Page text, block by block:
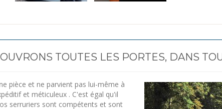
TOUTES LES PORTES, DANS
pièce et ne parvient pas lui-même à
et méticuleux . C'est égal qu'il
serruriers sont compétents et sont